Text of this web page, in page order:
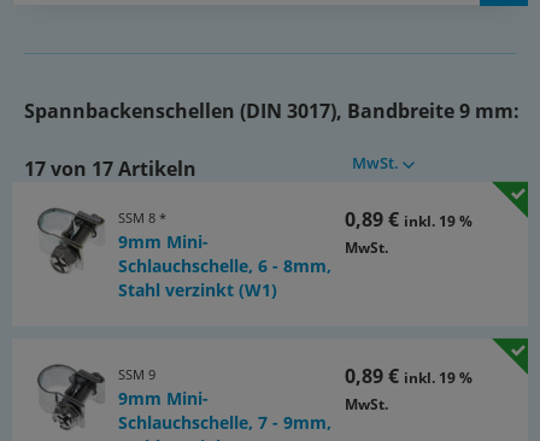
Spannbackenschellen (DIN 3017), Bandbreite 9 mm:
17 von 17 Artikeln MwSt.
SSM 8 *
9mm Mini-
Schlauchschelle, 6 - 8mm,
Stahl verzinkt (W1)
0,89 € inkl. 19 %
MwSt.
SSM 9
9mm Mini-
Schlauchschelle, 7 - 9mm,
0,89 € inkl. 19 %
MwSt.